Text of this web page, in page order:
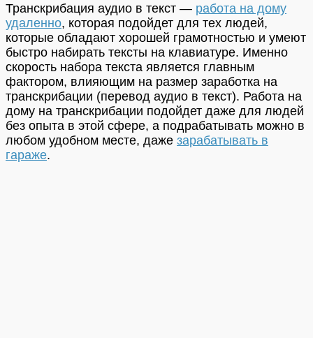
Транскрибация аудио в текст — работа на дому
удаленно, которая подойдет для тех людей,
которые обладают хорошей грамотностью и умеют
быстро набирать тексты на клавиатуре. Именно
скорость набора текста является главным
фактором, влияющим на размер заработка на
транскрибации (перевод аудио в текст). Работа на
дому на транскрибации подойдет даже для людей
без опыта в этой сфере, а подрабатывать можно в
любом удобном месте, даже зарабатывать в
гараже.